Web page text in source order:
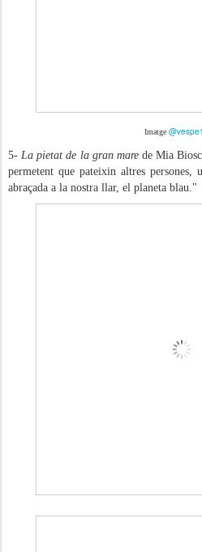
Imatge
5- La pietat de la gran marede Mia
permetent que pateixin altres
abraçada a la nostra llar, el planeta blau."